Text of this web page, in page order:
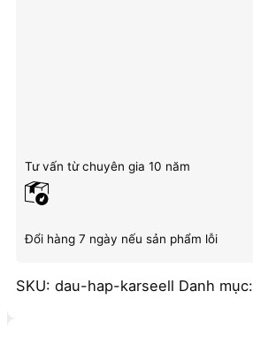
Tư vấn từ chuyên gia 10 năm
Đổi hàng 7 ngày nếu sản phẩm lỗi
SKU: dau-hap-karseell Danh mục: